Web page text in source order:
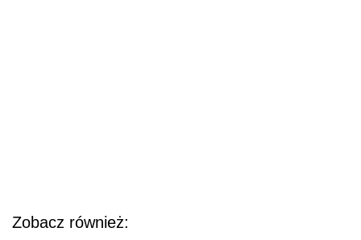
Zobacz również: